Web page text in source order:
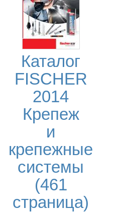
Каталог
FISCHER
2014
Крепеж
и
крепежные
системы
(461
страница)